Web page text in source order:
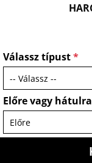
Válassz típust*
Előre vagy